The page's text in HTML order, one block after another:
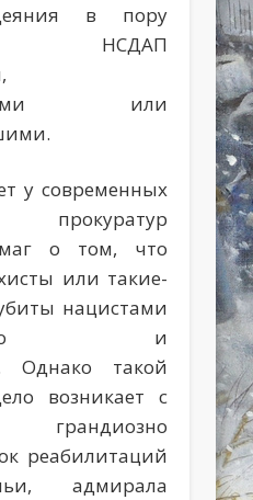
в пору
НСДАП
или
у современных
о том, что
или такие-
нацистами
и
Однако такой
возникает с
грандиозно
реабилитаций
адмирала